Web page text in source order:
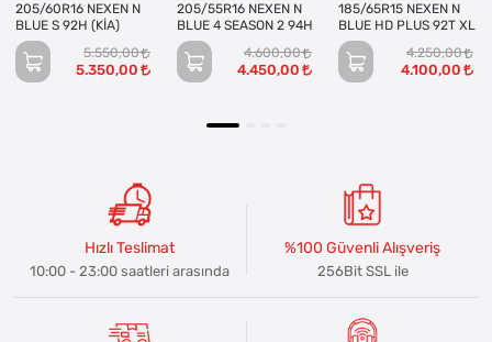
205/60R16 NEXEN N
BLUE S 92H (KİA)
5.550,00
5.350,00
205/55R16 NEXEN N
BLUE 4 SEASON 2 94H
4.600,00
4.450,00
185/65R15 NEXEN N
BLUE HD PLUS 92T XL
4.250,00
4.100,00
Hızlı Teslimat
10:00 - 23:00 saatleri arasında
%100 Güvenli Alışveriş
256Bit SSL ile